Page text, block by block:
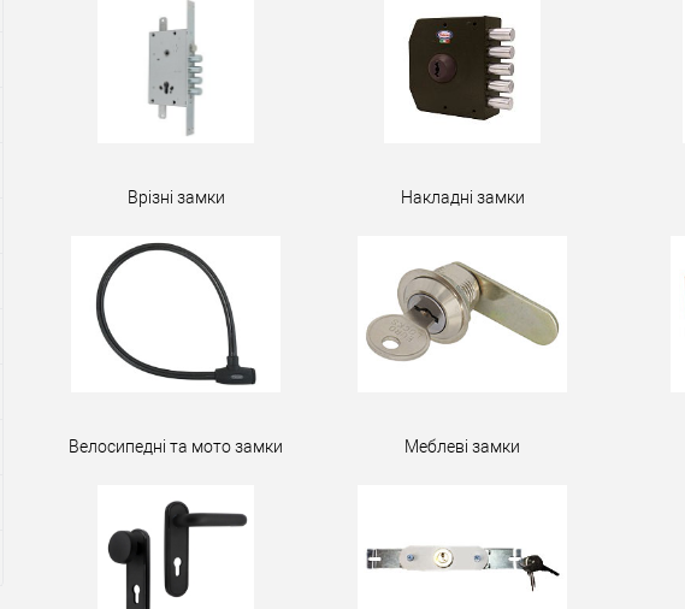
Врізні замки Накладні замки
Велосипедні та мото замки Меблеві замки